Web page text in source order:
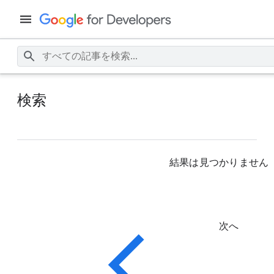
検索
結果は見つかりません
次へ